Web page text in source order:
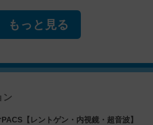
もっと見る
ン
【レントゲン・内視鏡・超音波】